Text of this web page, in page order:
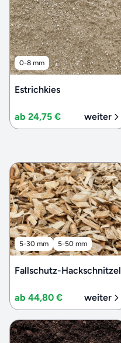
0-8 mm
Estrichkies
ab 24,75 € weiter
5-30 mm 5-50 mm
Fallschutz-Hackschnitzel
ab 44,80 € weiter